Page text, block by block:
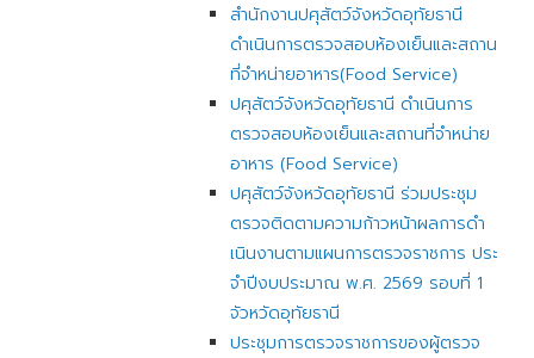
สำนักงานปศุสัตว์จังหวัดอุทัยธานี
ดำเนินการตรวจสอบห้องเย็นและสถาน
ที่จำหน่ายอาหาร(Food Service)
ปศุสัตว์จังหวัดอุทัยธานี ดำเนินการ
ตรวจสอบห้องเย็นและสถานที่จำหน่าย
อาหาร (Food Service)
ปศุสัตว์จังหวัดอุทัยธานี ร่วมประชุม
ตรวจติดตามความก้าวหน้าผลการดํา
เนินงานตามแผนการตรวจราชการ ประ
จําปีงบประมาณ พ.ศ. 2569 รอบที่ 1
จัวหวัดอุทัยธานี
ประชุมการตรวจราชการของผู้ตรวจ